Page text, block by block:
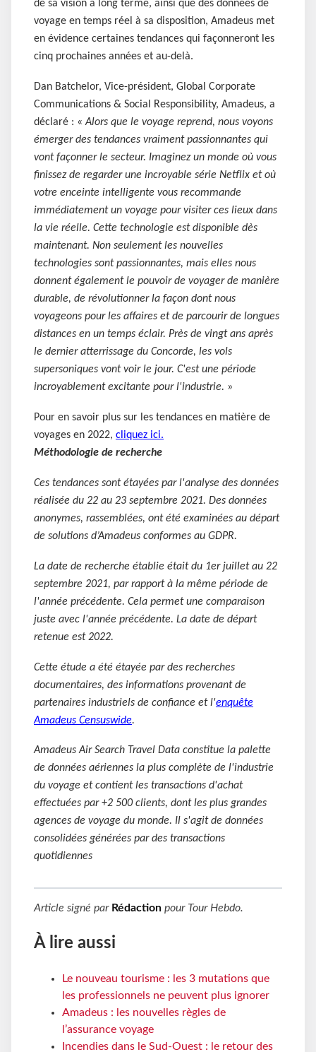
de sa vision à long terme, ainsi que des données de
voyage en temps réel à sa disposition, Amadeus met
en évidence certaines tendances qui façonneront les
cinq prochaines années et au-delà.
Dan Batchelor, Vice-président, Global Corporate
Communications & Social Responsibility, Amadeus, a
déclaré : « Alors que le voyage reprend, nous voyons
émerger des tendances vraiment passionnantes qui
vont façonner le secteur. Imaginez un monde où vous
finissez de regarder une incroyable série Netflix et où
votre enceinte intelligente vous recommande
immédiatement un voyage pour visiter ces lieux dans
la vie réelle. Cette technologie est disponible dès
maintenant. Non seulement les nouvelles
technologies sont passionnantes, mais elles nous
donnent également le pouvoir de voyager de manière
durable, de révolutionner la façon dont nous
voyageons pour les affaires et de parcourir de longues
distances en un temps éclair. Près de vingt ans après
le dernier atterrissage du Concorde, les vols
supersoniques vont voir le jour. C'est une période
incroyablement excitante pour l'industrie. »
Pour en savoir plus sur les tendances en matière de
voyages en 2022, cliquez ici.
Méthodologie de recherche
Ces tendances sont étayées par l'analyse des données
réalisée du 22 au 23 septembre 2021. Des données
anonymes, rassemblées, ont été examinées au départ
de solutions d’Amadeus conformes au GDPR.
La date de recherche établie était du 1er juillet au 22
septembre 2021, par rapport à la même période de
l'année précédente. Cela permet une comparaison
juste avec l'année précédente. La date de départ
retenue est 2022.
Cette étude a été étayée par des recherches
documentaires, des informations provenant de
partenaires industriels de confiance et l'enquête
Amadeus Censuswide.
Amadeus Air Search Travel Data constitue la palette
de données aériennes la plus complète de l'industrie
du voyage et contient les transactions d'achat
effectuées par +2 500 clients, dont les plus grandes
agences de voyage du monde. Il s'agit de données
consolidées générées par des transactions
quotidiennes
Article signé par Rédaction pour Tour Hebdo.
À lire aussi
Le nouveau tourisme : les 3 mutations que
les professionnels ne peuvent plus ignorer
Amadeus : les nouvelles règles de
l’assurance voyage
Incendies dans le Sud-Ouest : le retour des